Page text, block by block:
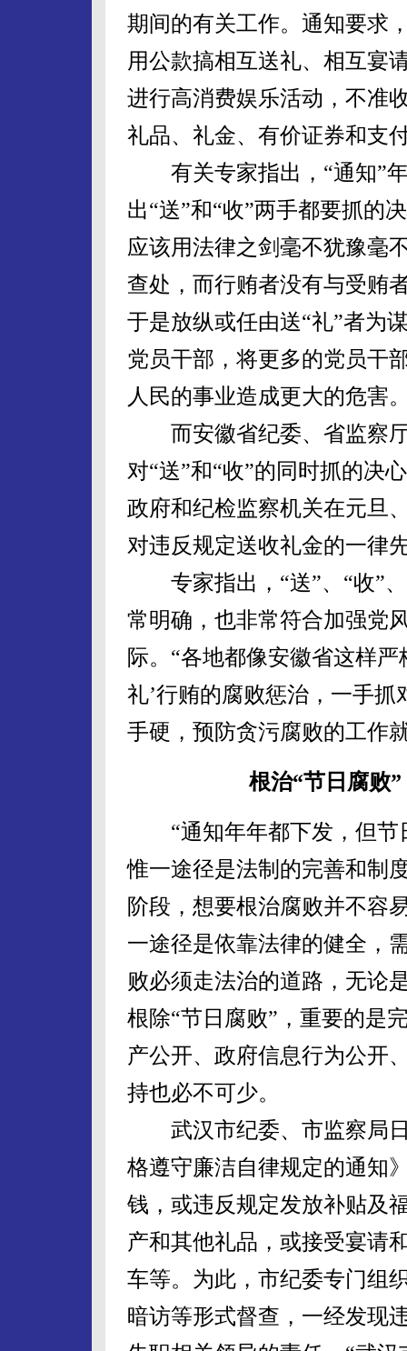
期间的有关工作。通知要求
用公款搞相互送礼、相互宴
进行高消费娱乐活动，不准
礼品、礼金、有价证券和支
有关专家指出，“通知”年
出“送”和“收”两手都要抓的
应该用法律之剑毫不犹豫毫
查处，而行贿者没有与受贿
于是放纵或任由送“礼”者为
党员干部，将更多的党员干
人民的事业造成更大的危害
而安徽省纪委、省监察厅
对“送”和“收”的同时抓的决
政府和纪检监察机关在元旦
对违反规定送收礼金的一律
专家指出，“送”、“收”、
常明确，也非常符合加强党
际。“各地都像安徽省这样
礼’行贿的腐败惩治，一手抓
手硬，预防贪污腐败的工作
根治“节日腐败
“通知年年都下发，但节
惟一途径是法制的完善和制
阶段，想要根治腐败并不容
一途径是依靠法律的健全，
败必须走法治的道路，无论
根除“节日腐败”，重要的是
产公开、政府信息行为公开
持也必不可少。
武汉市纪委、市监察局日
格遵守廉洁自律规定的通知
钱，或违反规定发放补贴及
产和其他礼品，或接受宴请
车等。为此，市纪委专门组
暗访等形式督查，一经发现